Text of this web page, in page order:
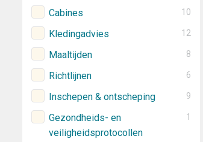
Cabines 10
Kledingadvies 12
Maaltijden 8
Richtlijnen 6
Inschepen & ontscheping 9
Gezondheids- en
veiligheidsprotocollen
1